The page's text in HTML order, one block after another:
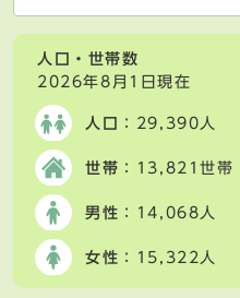
人口・世帯数
2026年8月1日現在
人口 ：29,390人
世帯 ：13,821世帯
男性 ：14,068人
女性 ：15,322人